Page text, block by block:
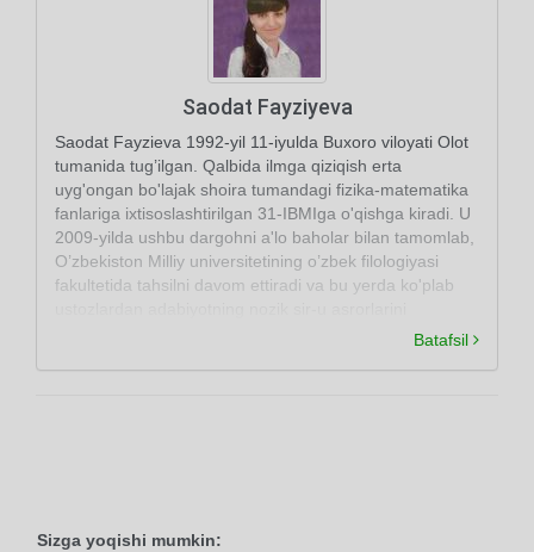
Saodat Fayziyeva
Saodat Fayzieva 1992-yil 11-iyulda Buxoro viloyati Olot
tumanida tug’ilgan. Qalbida ilmga qiziqish erta
uyg'ongan bo'lajak shoira tumandagi fizika-matematika
fanlariga ixtisoslashtirilgan 31-IBMIga o'qishga kiradi. U
2009-yilda ushbu dargohni a'lo baholar bilan tamomlab,
O’zbekiston Milliy universitetining o’zbek filologiyasi
fakultetida tahsilni davom ettiradi va bu yerda ko'plab
o'rganadi. Uning she'rlarida ayol qalbining eng inja va
Batafsil
Sizga yoqishi mumkin: